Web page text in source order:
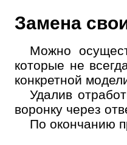
Замена
Можно
которые не
конкретной
Удалив
воронку через
По окончанию